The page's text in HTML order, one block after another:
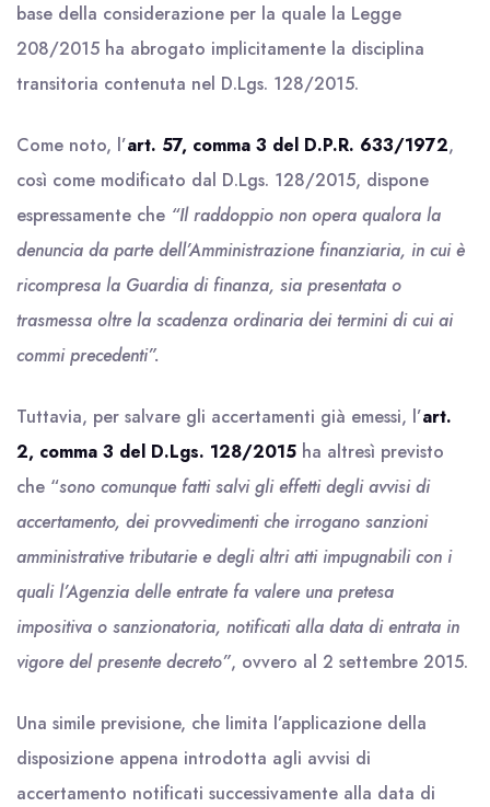
base della considerazione per la quale la Legge
208/2015 ha abrogato implicitamente la disciplina
transitoria contenuta nel D.Lgs. 128/2015.
Come noto, l’art. 57, comma 3 del D.P.R. 633/1972,
così come modificato dal D.Lgs. 128/2015, dispone
espressamente che “Il raddoppio non opera qualora la
denuncia da parte dell’Amministrazione finanziaria, in cui è
ricompresa la Guardia di finanza, sia presentata o
trasmessa oltre la scadenza ordinaria dei termini di cui ai
commi precedenti”.
Tuttavia, per salvare gli accertamenti già emessi, l’art.
2, comma 3 del D.Lgs. 128/2015 ha altresì previsto
che “sono comunque fatti salvi gli effetti degli avvisi di
accertamento, dei provvedimenti che irrogano sanzioni
amministrative tributarie e degli altri atti impugnabili con i
quali l’Agenzia delle entrate fa valere una pretesa
impositiva o sanzionatoria, notificati alla data di entrata in
vigore del presente decreto”, ovvero al 2 settembre 2015.
Una simile previsione, che limita l’applicazione della
disposizione appena introdotta agli avvisi di
accertamento notificati successivamente alla data di